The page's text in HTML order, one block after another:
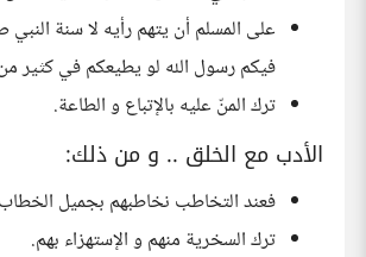
على المسلم أن يتهم رأيه لا سنة النبي
فيكم رسول الله لو يطيعكم في كثير من
ترك المنّ عليه بالإتباع و الطاعة.
الأدب مع الخلق .. و من ذلك:
فعند التخاطب نخاطبهم بجميل
ترك السخرية منهم و الإستهزاء بهم.